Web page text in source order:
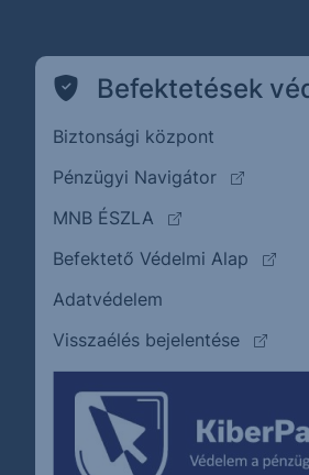
Befektetések
Biztonsági központ
Pénzügyi Navigátor
(külső
MNB ÉSZLA
(külső oldalra
Befektető Védelmi Alap
Adatvédelem
Visszaélés bejelentése
(külső